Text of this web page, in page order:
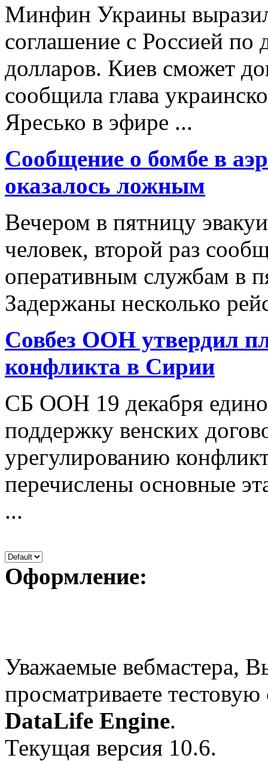
Минфин Украины
соглашение с Россией по
долларов. Киев сможет
сообщила глава
Яресько в эфире ...
Сообщение о бомбе в
оказалось ложным
Вечером в пятницу
человек, второй раз
оперативным службам в
Задержаны несколько
Совбез ООН утвердил
конфликта в Сирии
СБ ООН 19 декабря
поддержку венских
урегулированию
перечислены основные
...
Оформление:
Уважаемые вебмастера,
просматриваете
DataLife Engine.
Текущая версия 10.6.